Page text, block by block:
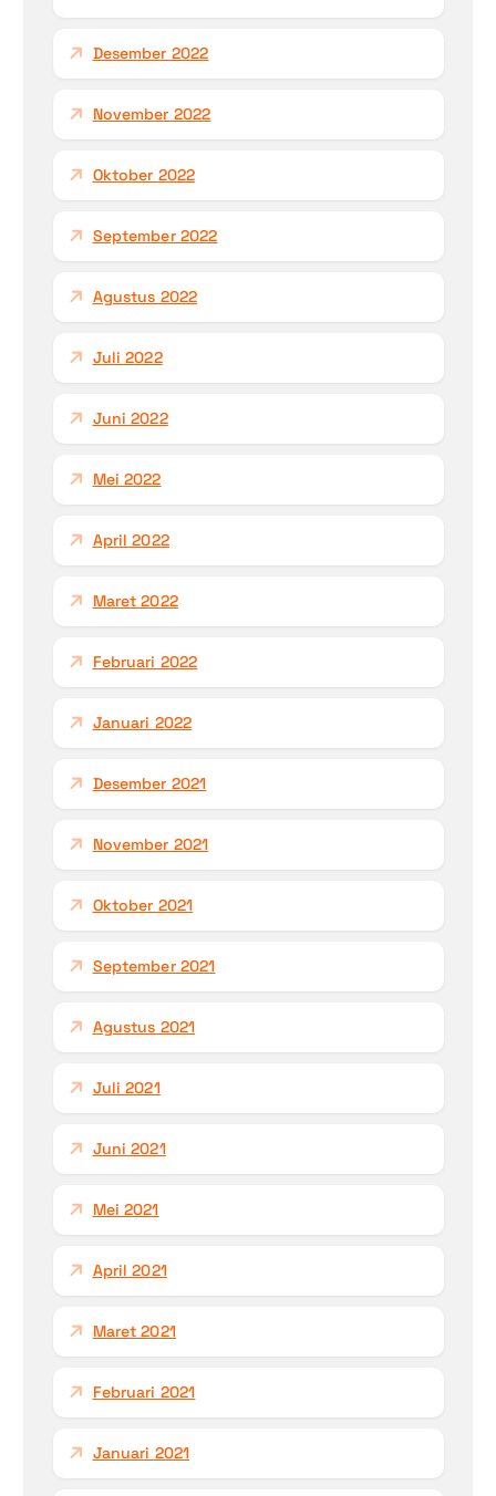
Desember 2022
November 2022
Oktober 2022
September 2022
Agustus 2022
Juli 2022
Juni 2022
Mei 2022
April 2022
Maret 2022
Februari 2022
Januari 2022
Desember 2021
November 2021
Oktober 2021
September 2021
Agustus 2021
Juli 2021
Juni 2021
Mei 2021
April 2021
Maret 2021
Februari 2021
Januari 2021